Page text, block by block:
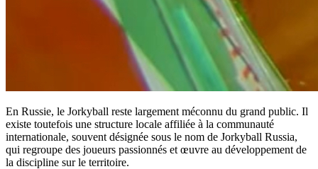
En Russie, le Jorkyball reste largement méconnu du grand public. Il
existe toutefois une structure locale affiliée à la communauté
internationale, souvent désignée sous le nom de Jorkyball Russia,
qui regroupe des joueurs passionnés et œuvre au développement de
la discipline sur le territoire.